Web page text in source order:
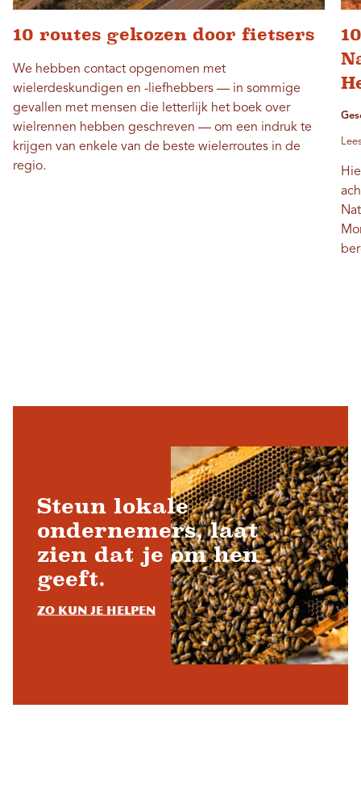
10 routes gekozen door fietsers
We hebben contact opgenomen met
wielerdeskundigen en -liefhebbers — in sommige
gevallen met mensen die letterlijk het boek over
wielrennen hebben geschreven — om een ​​indruk te
krijgen van enkele van de beste wielerroutes in de
regio.
Steun lokale
ondernemers, laat
zien dat je om hen
geeft.
Zo kun je helpen